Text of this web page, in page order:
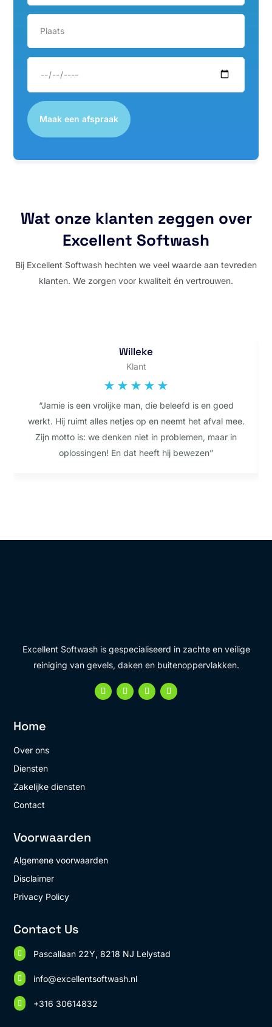
Wat onze klanten zeggen over
Excellent Softwash
Bij Excellent Softwash hechten we veel waarde aan tevreden
klanten. We zorgen voor kwaliteit én vertrouwen.
“Jamie is een vrolijke man, die beleefd is en goed
werkt. Hij ruimt alles netjes op en neemt het afval mee.
Zijn motto is: we denken niet in problemen, maar in
oplossingen! En dat heeft hij bewezen”
Willeke
Klant
☆ ☆ ☆ ☆ ☆
Excellent Softwash is gespecialiseerd in zachte en veilige
reiniging van gevels, daken en buitenoppervlakken.
Home
Over ons
Diensten
Zakelijke diensten
Contact
Voorwaarden
Algemene voorwaarden
Disclaimer
Privacy Policy
Contact Us
 Pascallaan 22Y, 8218 NJ Lelystad
 info@excellentsoftwash.nl
 +316 30614832